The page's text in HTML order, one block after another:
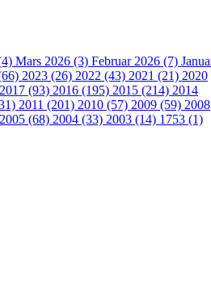
Mars 2026 (3) Februar 2026 (7)
2023 (26) 2022 (43) 2021 (21) 2020
2017 (93) 2016 (195) 2015 (214) 2014
2011 (201) 2010 (57) 2009 (59) 2008
2005 (68) 2004 (33) 2003 (14) 1753 (1)